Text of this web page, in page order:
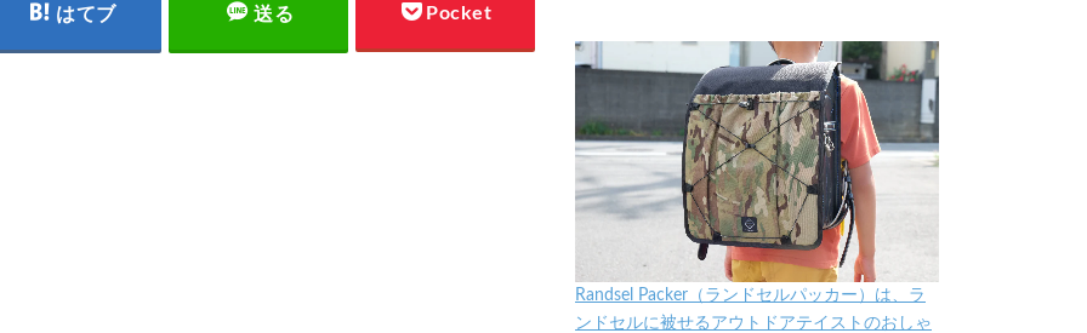
はてブ 送る Pocket
Randsel Packer（ランドセルパッカー）は、ラ
ンドセルに被せるアウトドアテイストのおしゃ